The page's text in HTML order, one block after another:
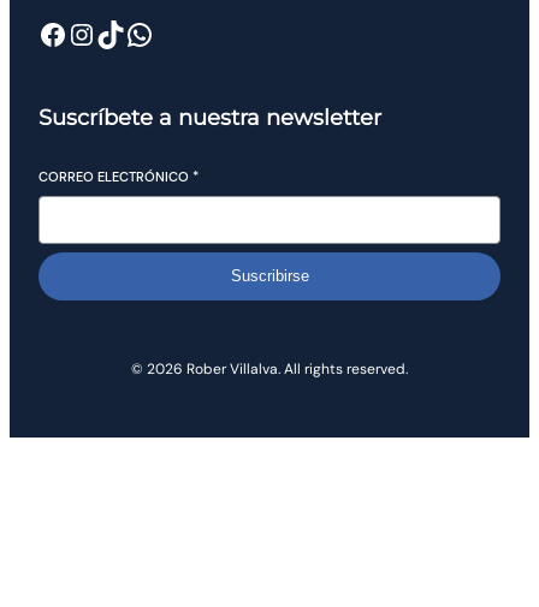
Suscríbete a nuestra newsletter
CORREO ELECTRÓNICO *
Suscribirse
© 2026 Rober Villalva. All rights reserved.